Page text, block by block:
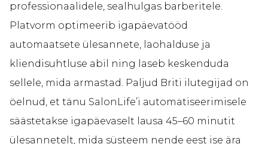
professionaalidele, sealhulgas barberitele.
Platvorm optimeerib igapäevatööd
automaatsete ülesannete, laohalduse ja
kliendisuhtluse abil ning laseb keskenduda
sellele, mida armastad. Paljud Briti ilutegijad on
öelnud, et tänu SalonLife’i automatiseerimisele
säästetakse igapäevaselt lausa 45–60 minutit
ülesannetelt, mida süsteem nende eest ise ära